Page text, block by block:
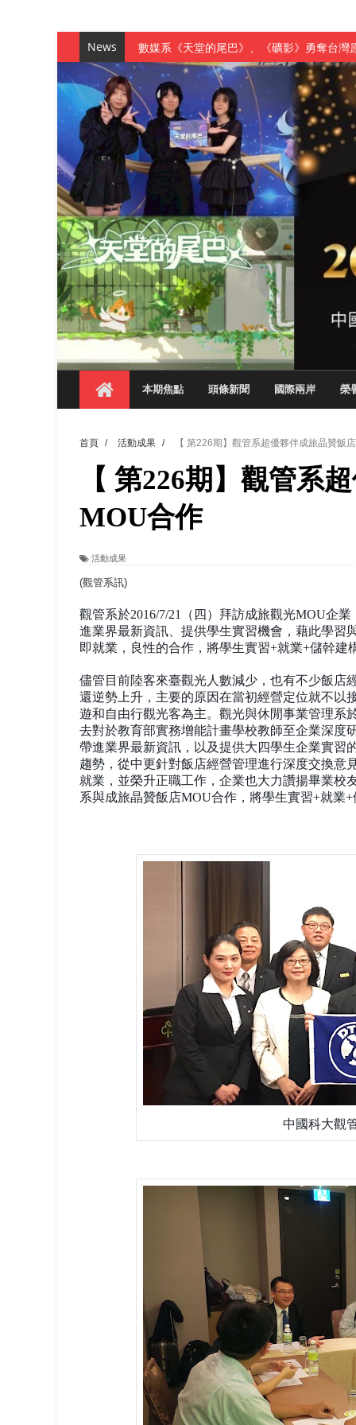
News
數媒系《天堂的尾巴》、《礦影》勇奪台灣
師生攜手磨練一個月！觀管系榮獲天籟盃
一銀彭仁主中國科大開講 解密AI時代的金
通識教育中心主辦「114學年度AI英文自我
數據後的溫度：財金系傑出校友共議「人
森城建設股份有限公司捐贈 嘉惠行管系莘
產學合作新里程！財金系師生參訪中租控股
英文公園 315期
【 第404期 】影視系榮獲59屆美國休士頓
【 第404期 】你抓得到我嗎？數媒系VR新
【 第404期 】數媒系《光影潛歷史》榮獲
【 第404期 】探索空間設計解方 室設系學
【 第404期 】從創意到實踐 數媒系學生於
【 第404期 】以品格奠基、用領導領航：
領航AI創先例！ 數媒系錄音室獲「杜比全
觀管系展現跨域創新與實作育人成效 AI智
學務處舉辦「董事長『聊』心室」 上官董
成人之美成就學生夢想 菁英學程陪伴財金
金曲陣容強勢進駐！中國科大原民音樂成果
本期焦點 頭條新聞 國際兩岸 榮
首頁 / 活動成果 / 【 第226期】觀管系超優夥伴成旅晶贊飯
【 第226期】觀管系
MOU合作
活動成果
(觀管系訊)
觀管系於2016/7/21 （四）拜訪成旅觀光MOU企業
進業界最新資訊、提供學生實習機會，藉此學習
即就業，良性的合作，將學生實習+就業+儲幹建
儘管目前陸客來臺觀光人數減少，也有不少飯店
還逆勢上升，主要的原因在當初經營定位就不以
遊和自由行觀光客為主。觀光與休閒事業管理系
去對於教育部實務增能計畫學校教師至企業深度
帶進業界最新資訊，以及提供大四學生企業實習
趨勢，從中更針對飯店經營管理進行深度交換意
就業，並榮升正職工作，企業也大力讚揚畢業校
系與成旅晶贊飯店MOU合作，將學生實習+就業+
中國科大觀